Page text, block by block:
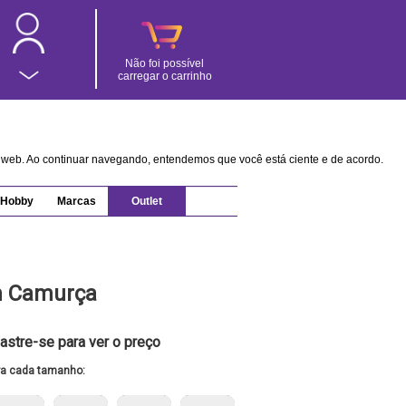
Não foi possível
carregar o carrinho
Ao continuar navegando, entendemos que você está ciente e de acordo.
Hobby Marcas Outlet
Camurça
se para ver o preço
cada tamanho: